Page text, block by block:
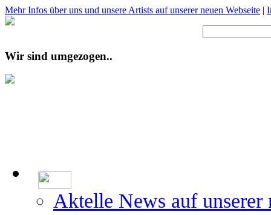
Mehr Infos über uns und unsere Artists auf unserer neuen Webseite |
Wir sind umgezogen..
Aktelle News auf unserer